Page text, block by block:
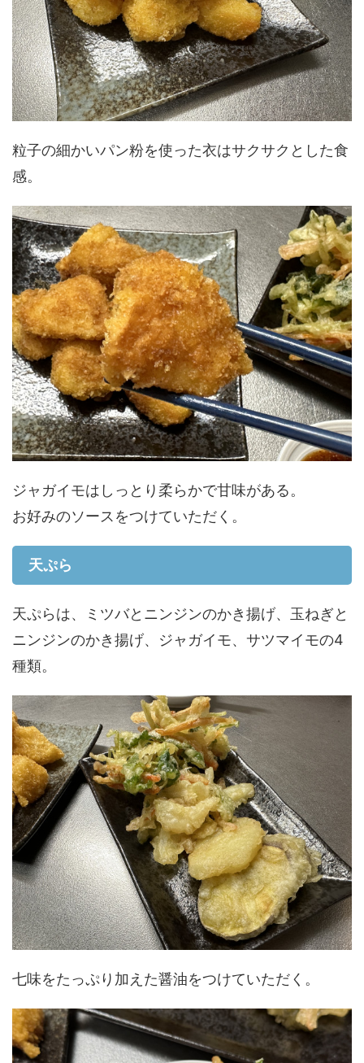
粒子の細かいパン粉を使った衣はサクサクとした食
感。
ジャガイモはしっとり柔らかで甘味がある。
お好みのソースをつけていただく。
天ぷら
天ぷらは、ミツバとニンジンのかき揚げ、玉ねぎと
ニンジンのかき揚げ、ジャガイモ、サツマイモの4
種類。
七味をたっぷり加えた醤油をつけていただく。